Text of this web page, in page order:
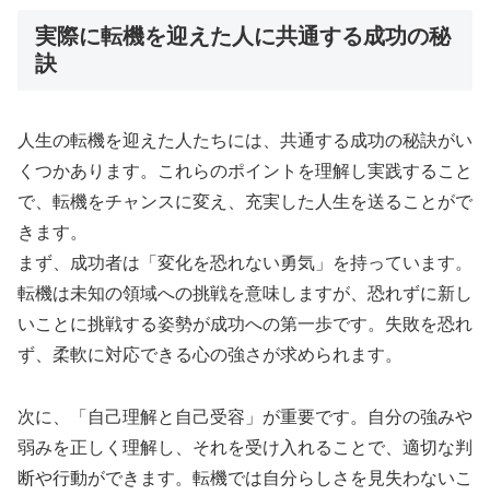
実際に転機を迎えた人に共通する成功の秘
訣
人生の転機を迎えた人たちには、共通する成功の秘訣がい
くつかあります。これらのポイントを理解し実践すること
で、転機をチャンスに変え、充実した人生を送ることがで
きます。
まず、成功者は「変化を恐れない勇気」を持っています。
転機は未知の領域への挑戦を意味しますが、恐れずに新し
いことに挑戦する姿勢が成功への第一歩です。失敗を恐れ
ず、柔軟に対応できる心の強さが求められます。
次に、「自己理解と自己受容」が重要です。自分の強みや
弱みを正しく理解し、それを受け入れることで、適切な判
断や行動ができます。転機では自分らしさを見失わないこ